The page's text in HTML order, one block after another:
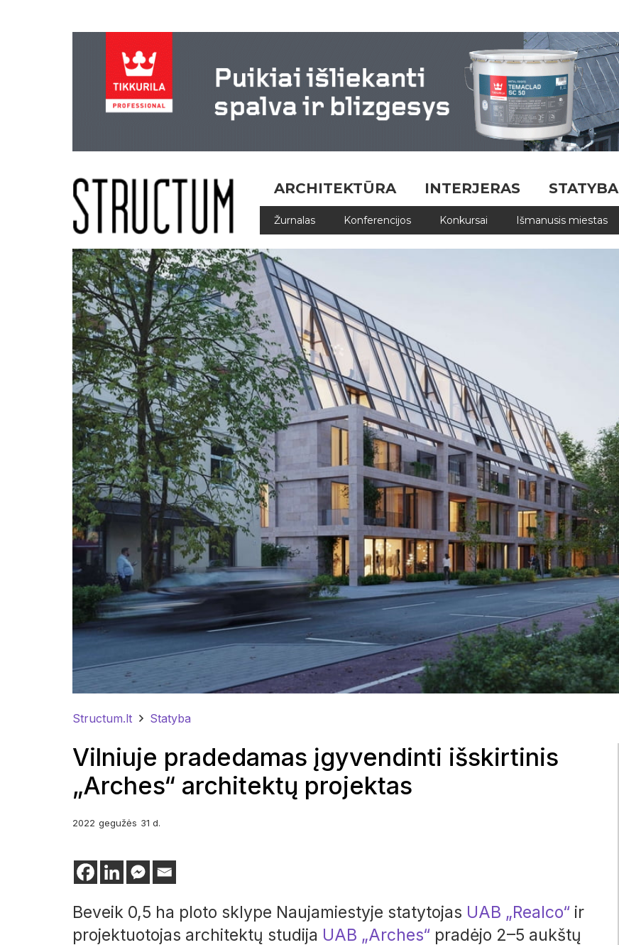
ARCHITEKTŪRA INTERJERAS STATYBA
Žurnalas Konferencijos Konkursai Išmanusis miestas
Structum.lt Statyba
Vilniuje pradedamas įgyvendinti išskirtinis
„Arches“ architektų projektas
2022 gegužės 31 d.
Beveik 0,5 ha ploto sklype Naujamiestyje statytojas UAB „Realco“ ir
projektuotojas architektų studija UAB „Arches“ pradėjo 2–5 aukštų